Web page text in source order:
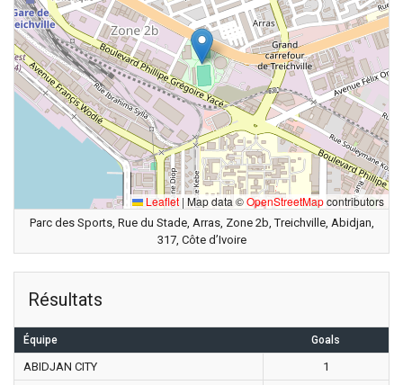
Leaflet | Map data ©OpenStreetMapcontributors
Parc des Sports, Rue du Stade, Arras, Zone 2b, Treichville, Abidjan,
317, Côte d’Ivoire
Résultats
Équipe Goals
ABIDJAN CITY
1